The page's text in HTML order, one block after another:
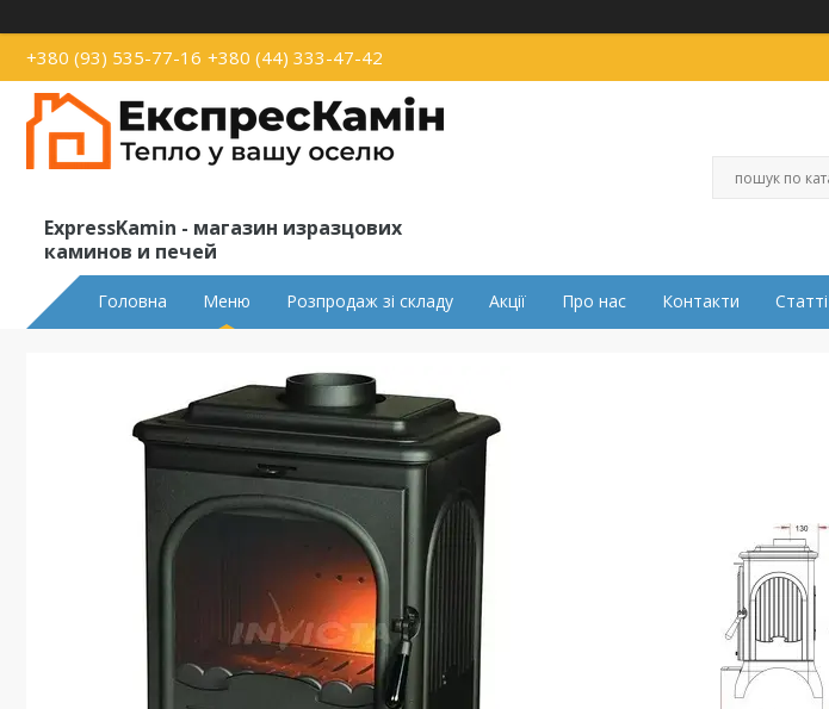
+380 (93) 535-77-16 +380 (44) 333-47-42
ExpressKamin - магазин изразцових
каминов и печей
Головна Меню Розпродаж зі складу Акції Про нас Контакти Статті